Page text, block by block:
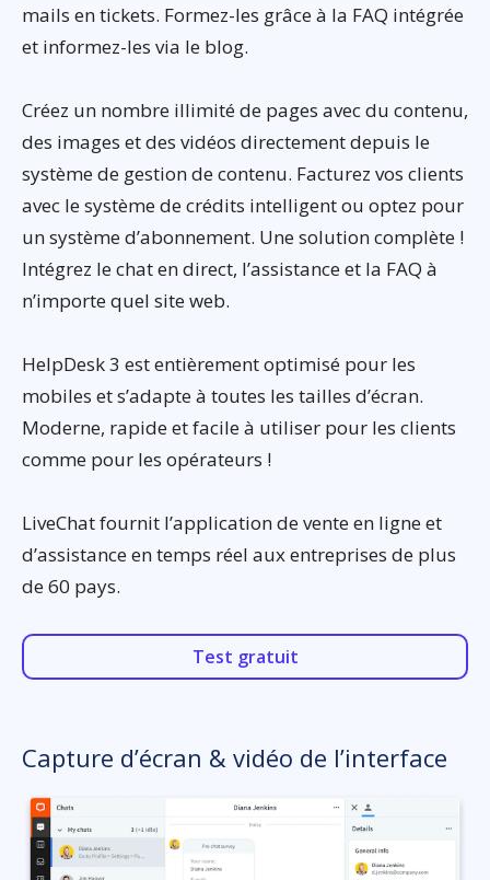
mails en tickets. Formez-les grâce à la FAQ intégrée
et informez-les via le blog.
Créez un nombre illimité de pages avec du contenu,
des images et des vidéos directement depuis le
système de gestion de contenu. Facturez vos clients
avec le système de crédits intelligent ou optez pour
un système d’abonnement. Une solution complète !
Intégrez le chat en direct, l’assistance et la FAQ à
n’importe quel site web.
HelpDesk 3 est entièrement optimisé pour les
mobiles et s’adapte à toutes les tailles d’écran.
Moderne, rapide et facile à utiliser pour les clients
comme pour les opérateurs !
LiveChat fournit l’application de vente en ligne et
d’assistance en temps réel aux entreprises de plus
de 60 pays.
Test gratuit
Capture d’écran & vidéo de l’interface